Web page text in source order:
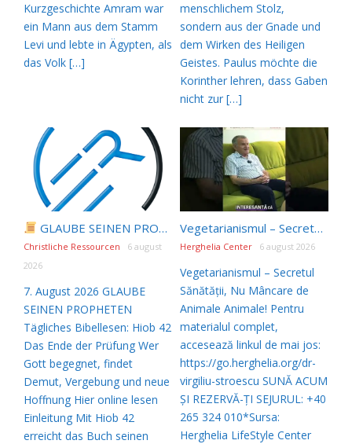
Kurzgeschichte Amram war
ein Mann aus dem Stamm
Levi und lebte in Ägypten, als
das Volk […]
menschlichem Stolz,
sondern aus der Gnade und
dem Wirken des Heiligen
Geistes. Paulus möchte die
Korinther lehren, dass Gaben
nicht zur […]
GLAUBE SEINEN PROPHETEN | Bibelstudium |
Christliche Ressourcen
6 august
2026
7. August 2026 GLAUBE
SEINEN PROPHETEN
Tägliches Bibellesen: Hiob 42
Das Ende der Prüfung Wer
Gott begegnet, findet
Demut, Vergebung und neue
Hoffnung Hier online lesen
Einleitung Mit Hiob 42
erreicht das Buch seinen
Vegetarianismul – Secretul Sănătății, Nu Mâncare de Animale Animale! #shorts
Herghelia Center 6 august 2026
Vegetarianismul – Secretul
Sănătății, Nu Mâncare de
Animale Animale! Pentru
materialul complet,
accesează linkul de mai jos:
https://go.herghelia.org/dr-
virgiliu-stroescu SUNĂ ACUM
ȘI REZERVĂ-ȚI SEJURUL: +40
265 324 010*Sursa:
Herghelia LifeStyle Center